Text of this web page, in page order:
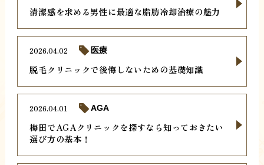
清潔感を求める男性に最適な脂肪冷却治療の魅力
脱毛クリニックで後悔しないための基礎知識
2026.04.02 医療
梅田でAGAクリニックを探すなら知っておきたい
選び方の基本！
2026.04.01 AGA